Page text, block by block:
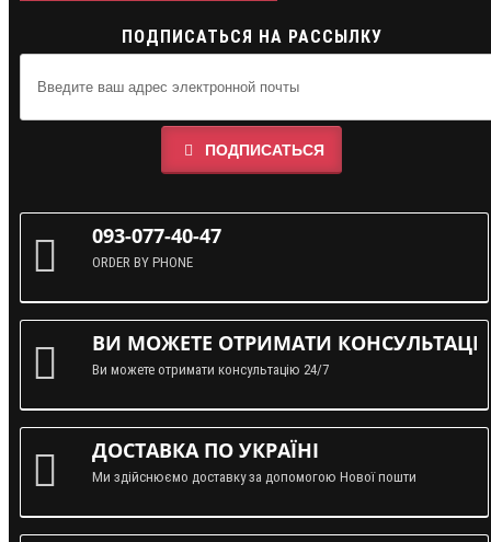
ПОДПИСАТЬСЯ НА РАССЫЛКУ
ПОДПИСАТЬСЯ
093-077-40-47
ORDER BY PHONE
ВИ МОЖЕТЕ ОТРИМАТИ
Ви можете отримати консультацію 24/7
ДОСТАВКА ПО УКРАЇНІ
Ми здійснюємо доставку за допомогою Нової пошти